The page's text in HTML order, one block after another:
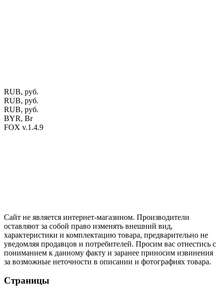
RUB, руб.
RUB, руб.
RUB, руб.
BYR, Br
FOX v.1.4.9
Сайт не является интернет-магазином. Производители
оставляют за собой право изменять внешний вид,
характеристики и комплектацию товара, предварительно не
уведомляя продавцов и потребителей. Просим вас отнестись с
пониманием к данному факту и заранее приносим извинения
за возможные неточности в описании и фотографиях товара.
Страницы